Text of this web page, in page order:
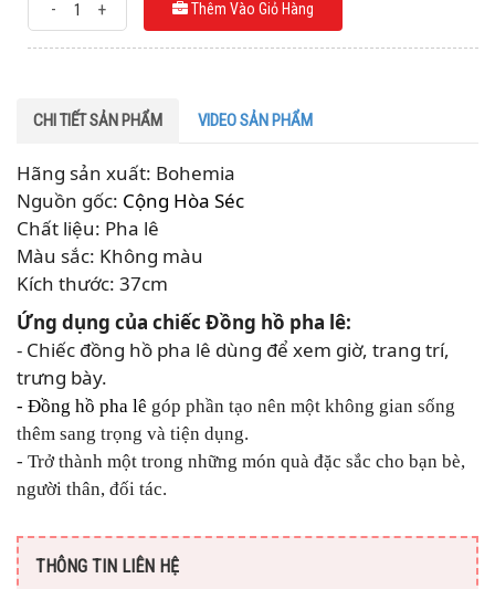
- + Thêm Vào Giỏ Hàng
CHI TIẾT SẢN PHẨM VIDEO SẢN PHẨM
Hãng sản xuất: Bohemia
Nguồn gốc: Cộng Hòa Séc
Chất liệu: Pha lê
Màu sắc: Không màu
Kích thước: 37cm
Ứng dụng của chiếc Đồng hồ pha lê:
- Chiếc đồng hồ pha lê dùng để xem giờ, trang trí,
trưng bày.
- Đồng hồ pha lê góp phần tạo nên một không gian sống
thêm sang trọng và tiện dụng.
- Trở thành một trong những món quà đặc sắc cho bạn bè,
người thân, đối tác.
THÔNG TIN LIÊN HỆ